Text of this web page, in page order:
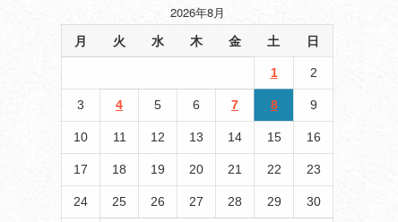
2026年8月
月 火 水 木 金 土 日
1 2
3 4 5 6 7 8 9
10 11 12 13 14 15 16
17 18 19 20 21 22 23
24 25 26 27 28 29 30